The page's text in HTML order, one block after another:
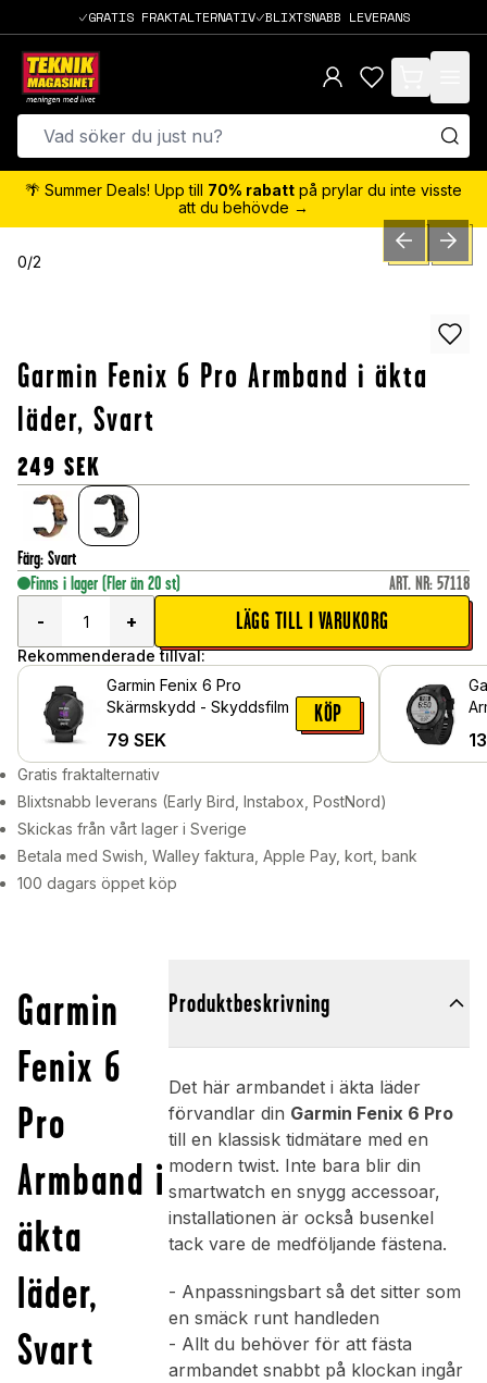
GRATIS FRAKTALTERNATIV BLIXTSNABB LEVERANS
items in cart,
🌴 Summer Deals! Upp till 70% rabatt på prylar du inte visste
att du behövde →
0/2 PREVIOUSNEXT
Garmin Fenix 6 Pro Armband i äkta
läder, Svart
249 SEK
Färg: Svart
Finns i lager (Fler än 20 st) ART. NR: 57118
-
+ LÄGG TILL I VARUKORG
Rekommenderade tillval:
Garmin Fenix 6 Pro
Skärmskydd - Skyddsfilm
79 SEK
KÖP
Gratis fraktalternativ
Blixtsnabb leverans (Early Bird, Instabox, PostNord)
Skickas från vårt lager i Sverige
Betala med Swish, Walley faktura, Apple Pay, kort, bank
100 dagars öppet köp
Garmin
Fenix 6
Pro
Armband i
äkta
läder,
Svart
Produktbeskrivning
Det här armbandet i äkta läder
förvandlar din Garmin Fenix 6 Pro
till en klassisk tidmätare med en
modern twist. Inte bara blir din
smartwatch en snygg accessoar,
installationen är också busenkel
tack vare de medföljande fästena.
- Anpassningsbart så det sitter som
en smäck runt handleden
- Allt du behöver för att fästa
armbandet snabbt på klockan ingår